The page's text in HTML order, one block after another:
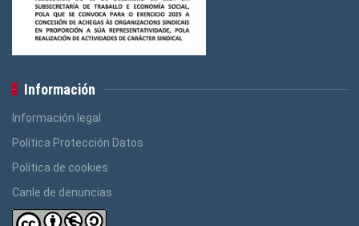
Información
Información legal
Política Protección Datos
Política de cookies
Canle de denuncias